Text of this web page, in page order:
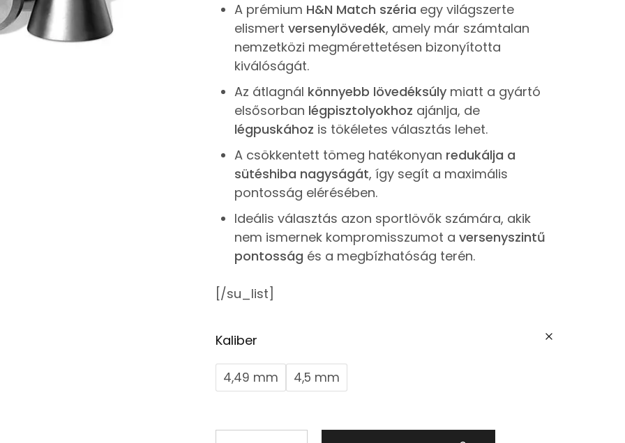
A prémium H&N Match széria egy világszerte
elismertversenylövedék, amely már számtalan
nemzetközi megmérettetésen bizonyította
kiválóságát.
Az átlagnál könnyebb lövedéksúly miatt a gyártó
elsősorban légpisztolyokhoz ajánlja, de
légpuskához is tökéletes választás lehet.
A csökkentett tömeg hatékonyan redukálja a
sütéshiba nagyságát, így segít a maximális
pontosság elérésében.
Ideális választás azon sportlövők számára, akik
nem ismernek kompromisszumot aversenyszintű
pontosság és a megbízhatóság terén.
[/su_list]
Kaliber
4,49 mm 4,5 mm